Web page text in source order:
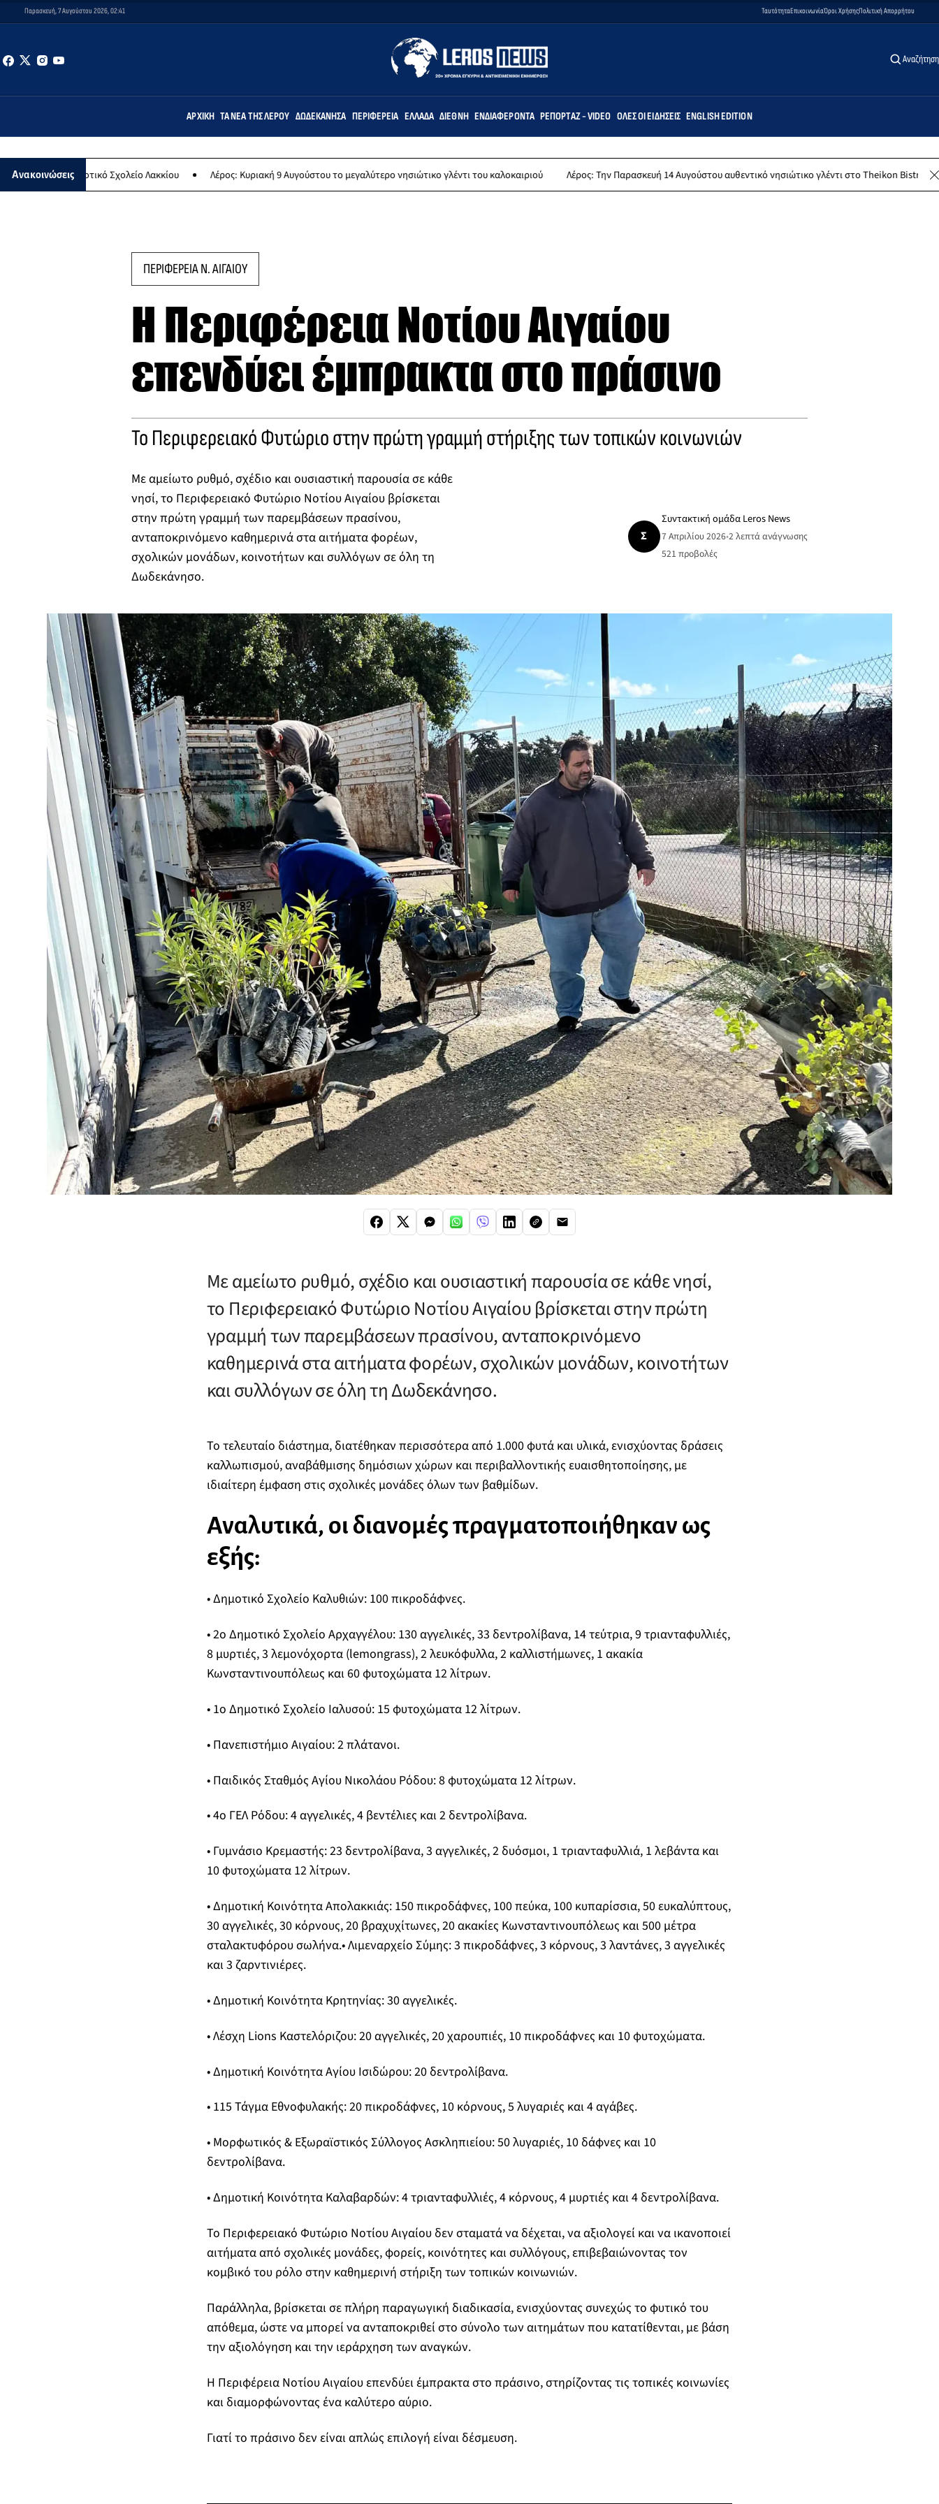
Παρασκευή, 7 Αυγούστου 2026, 02:41 ΤαυτότηταΕπικοινωνίαΌροι ΧρήσηςΠολιτική Απορρήτου
Αναζήτηση
ΑΡΧΙΚΉ ΤΑ ΝΈΑ ΤΗΣ ΛΈΡΟΥ ΔΩΔΕΚΆΝΗΣΑ ΠΕΡΙΦΈΡΕΙΑ ΕΛΛΆΔΑ ΔΙΕΘΝΉ ΕΝΔΙΑΦΈΡΟΝΤΑ ΡΕΠΟΡΤΆΖ - VIDEO ΌΛΕΣ ΟΙ ΕΙΔΉΣΕΙΣ ENGLISH EDITION
ΑνακοινώσειςΣχολείο Λακκίου Λέρος: Κυριακή 9 Αυγούστου το μεγαλύτερο νησιώτικο γλέντι του καλοκαιριού Λέρος: Την Παρασκευή 14 Αυγούστου αυθεντικό νησιώτικο γλέντι στο Theikon Bistro Restaurant!
ΠΕΡΙΦΕΡΕΙΑ Ν. ΑΙΓΑΙΟΥ
Η Περιφέρεια Νοτίου Αιγαίου
επενδύει έμπρακτα στο πράσινο
Το Περιφερειακό Φυτώριο στην πρώτη γραμμή στήριξης των τοπικών κοινωνιών
Με αμείωτο ρυθμό, σχέδιο και ουσιαστική παρουσία σε κάθε
νησί, το Περιφερειακό Φυτώριο Νοτίου Αιγαίου βρίσκεται
στην πρώτη γραμμή των παρεμβάσεων πρασίνου,
ανταποκρινόμενο καθημερινά στα αιτήματα φορέων,
σχολικών μονάδων, κοινοτήτων και συλλόγων σε όλη τη
Δωδεκάνησο.
Σ
Συντακτική ομάδα Leros News
7 Απριλίου 2026•2 λεπτά ανάγνωσης
521 προβολές
Με αμείωτο ρυθμό, σχέδιο και ουσιαστική παρουσία σε κάθε νησί,
το Περιφερειακό Φυτώριο Νοτίου Αιγαίου βρίσκεται στην πρώτη
γραμμή των παρεμβάσεων πρασίνου, ανταποκρινόμενο
καθημερινά στα αιτήματα φορέων, σχολικών μονάδων, κοινοτήτων
και συλλόγων σε όλη τη Δωδεκάνησο.
Το τελευταίο διάστημα, διατέθηκαν περισσότερα από 1.000 φυτά και υλικά, ενισχύοντας δράσεις
καλλωπισμού, αναβάθμισης δημόσιων χώρων και περιβαλλοντικής ευαισθητοποίησης, με
ιδιαίτερη έμφαση στις σχολικές μονάδες όλων των βαθμίδων.
Αναλυτικά, οι διανομές πραγματοποιήθηκαν ως
εξής:
• Δημοτικό Σχολείο Καλυθιών: 100 πικροδάφνες.
• 2ο Δημοτικό Σχολείο Αρχαγγέλου: 130 αγγελικές, 33 δεντρολίβανα, 14 τεύτρια, 9 τριανταφυλλιές,
8 μυρτιές, 3 λεμονόχορτα (lemongrass), 2 λευκόφυλλα, 2 καλλιστήμωνες, 1 ακακία
Κωνσταντινουπόλεως και 60 φυτοχώματα 12 λίτρων.
• 1ο Δημοτικό Σχολείο Ιαλυσού: 15 φυτοχώματα 12 λίτρων.
• Πανεπιστήμιο Αιγαίου: 2 πλάτανοι.
• Παιδικός Σταθμός Αγίου Νικολάου Ρόδου: 8 φυτοχώματα 12 λίτρων.
• 4ο ΓΕΛ Ρόδου: 4 αγγελικές, 4 βεντέλιες και 2 δεντρολίβανα.
• Γυμνάσιο Κρεμαστής: 23 δεντρολίβανα, 3 αγγελικές, 2 δυόσμοι, 1 τριανταφυλλιά, 1 λεβάντα και
10 φυτοχώματα 12 λίτρων.
• Δημοτική Κοινότητα Απολακκιάς: 150 πικροδάφνες, 100 πεύκα, 100 κυπαρίσσια, 50 ευκαλύπτους,
30 αγγελικές, 30 κόρνους, 20 βραχυχίτωνες, 20 ακακίες Κωνσταντινουπόλεως και 500 μέτρα
σταλακτυφόρου σωλήνα.• Λιμεναρχείο Σύμης: 3 πικροδάφνες, 3 κόρνους, 3 λαντάνες, 3 αγγελικές
και 3 ζαρντινιέρες.
• Δημοτική Κοινότητα Κρητηνίας: 30 αγγελικές.
• Λέσχη Lions Καστελόριζου: 20 αγγελικές, 20 χαρουπιές, 10 πικροδάφνες και 10 φυτοχώματα.
• Δημοτική Κοινότητα Αγίου Ισιδώρου: 20 δεντρολίβανα.
• 115 Τάγμα Εθνοφυλακής: 20 πικροδάφνες, 10 κόρνους, 5 λυγαριές και 4 αγάβες.
• Μορφωτικός & Εξωραϊστικός Σύλλογος Ασκληπιείου: 50 λυγαριές, 10 δάφνες και 10
δεντρολίβανα.
• Δημοτική Κοινότητα Καλαβαρδών: 4 τριανταφυλλιές, 4 κόρνους, 4 μυρτιές και 4 δεντρολίβανα.
Το Περιφερειακό Φυτώριο Νοτίου Αιγαίου δεν σταματά να δέχεται, να αξιολογεί και να ικανοποιεί
αιτήματα από σχολικές μονάδες, φορείς, κοινότητες και συλλόγους, επιβεβαιώνοντας τον
κομβικό του ρόλο στην καθημερινή στήριξη των τοπικών κοινωνιών.
Παράλληλα, βρίσκεται σε πλήρη παραγωγική διαδικασία, ενισχύοντας συνεχώς το φυτικό του
απόθεμα, ώστε να μπορεί να ανταποκριθεί στο σύνολο των αιτημάτων που κατατίθενται, με βάση
την αξιολόγηση και την ιεράρχηση των αναγκών.
Η Περιφέρεια Νοτίου Αιγαίου επενδύει έμπρακτα στο πράσινο, στηρίζοντας τις τοπικές κοινωνίες
και διαμορφώνοντας ένα καλύτερο αύριο.
Γιατί το πράσινο δεν είναι απλώς επιλογή είναι δέσμευση.